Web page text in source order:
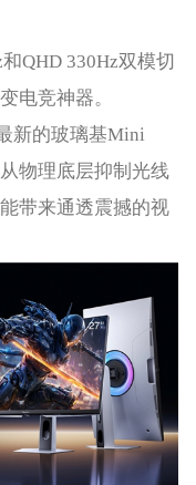
QHD 330Hz双模切
电竞神器。
新的玻璃基Mini
物理底层抑制光线
带来通透震撼的视